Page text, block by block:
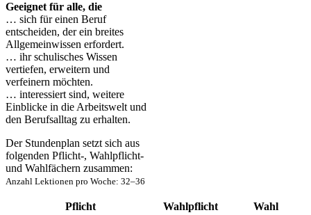
Geeignet für alle, die
… sich für einen Beruf
entscheiden, der ein breites
Allgemeinwissen erfordert.
… ihr schulisches Wissen
vertiefen, erweitern und
verfeinern möchten.
… interessiert sind, weitere
Einblicke in die Arbeitswelt und
den Berufsalltag zu erhalten.
Der Stundenplan setzt sich aus
folgenden Pflicht-, Wahlpflicht-
und Wahlfächern zusammen:
Anzahl Lektionen pro Woche: 32–36
Pflicht Wahlpflicht
Wahl